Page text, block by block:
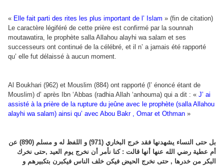
« Elle fait parti des rites les plus important de l’ Islam » (fin de citation)
Le caractère légiféré de cette prière est confirmé par la sounnah
moutawatira, le prophète salla Allahou alayhi wa salam et ses
successeurs ont continué de la célébré, et il n’ a jamais été rapporté
qu’ elle fut délaissé à aucun moment.
Al Boukhari (962) et Mouslim (884) ont rapporté (l’ énoncé étant de
Mouslim) d’ après Ibn ‘Abbas (radhia Allah ‘anhouma) qui a dit : « J’ ai
assisté à la prière de la rupture du jeûne avec le prophète (salla Allahou
alayhi wa salam) ainsi qu’ avec Abou Bakr , Omar et Othman »
بل حتى النساء يشهدنها فقد خرج البخاري (971) و اللفظ له و مسلم (890) عن
أم عطية رضي الله عنها أنها قالت : كنا نأمر أن نخرج يوم العيد ,حتى نخرك
البكر من خدرها , حتى نخرج الحيض فيكن خلف الناس فيكبرن بتكبيرهم و